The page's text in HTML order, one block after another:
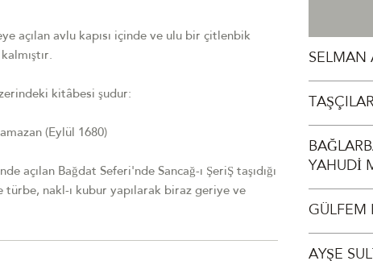
açılan avlu kapısı içinde ve ulu bir çitlenbik
kitâbesi şudur:
(Eylül 1680)
açılan Bağdat Seferi'nde Sancağ-ı ŞeriŞ taşıdığı
nakl-ı kubur yapılarak biraz geriye ve
SELMAN
YAHUDİ
GÜLFEM
AYŞE